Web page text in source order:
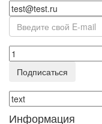
Подписаться
Информация